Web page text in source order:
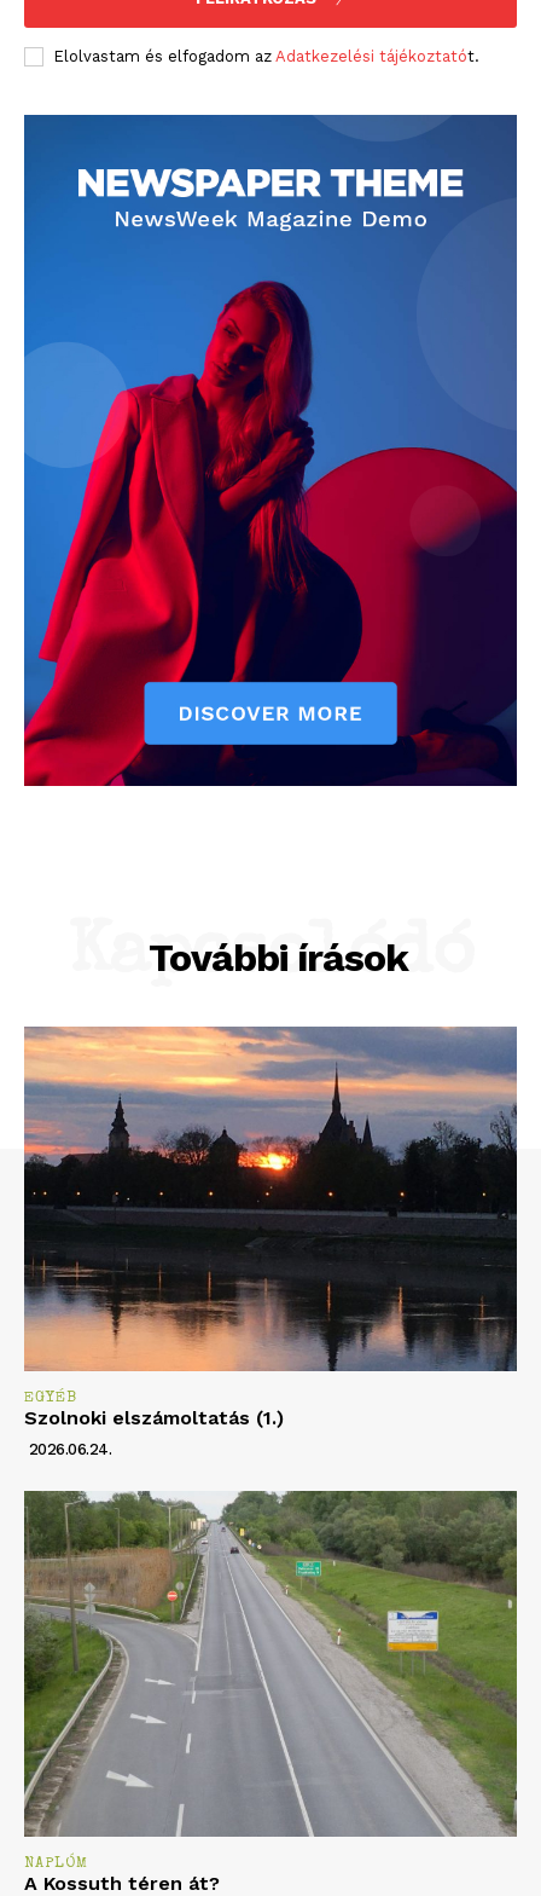
Elolvastam és elfogadom az Adatkezelési tájékoztatót.
További írások
Kapcsolódó
EGYÉB
Szolnoki elszámoltatás (1.)
2026.06.24.
NAPLÓM
A Kossuth téren át?